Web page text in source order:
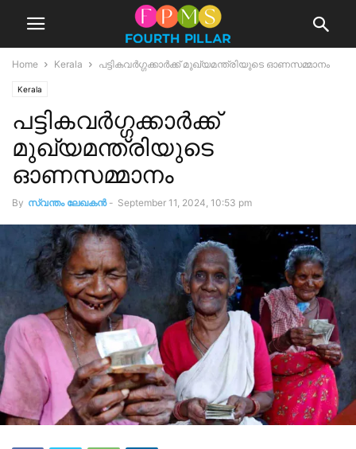
Home Kerala പട്ടികവര്‍ഗ്ഗക്കാര്‍ക്ക് മുഖ്യമന്ത്രിയുടെ ഓണസമ്മാനം
Kerala
പട്ടികവര്‍ഗ്ഗക്കാര്‍ക്ക്
മുഖ്യമന്ത്രിയുടെ
ഓണസമ്മാനം
By സ്വന്തം ലേഖകന്‍ - September 11, 2024, 10:53 pm